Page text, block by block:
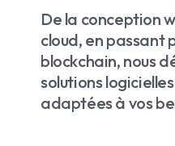
De la conception
cloud, en passant
blockchain, nous
solutions
adaptées à vos